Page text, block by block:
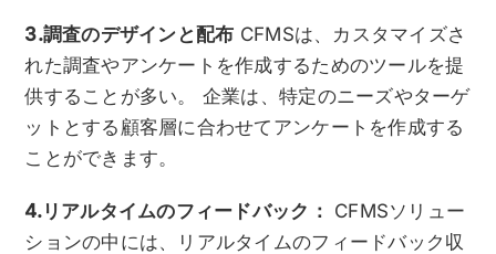
3.調査のデザインと配布 CFMSは、カスタマイズさ
れた調査やアンケートを作成するためのツールを提
供することが多い。 企業は、特定のニーズやターゲ
ットとする顧客層に合わせてアンケートを作成する
ことができます。
4.リアルタイムのフィードバック： CFMSソリュー
ションの中には、リアルタイムのフィードバック収